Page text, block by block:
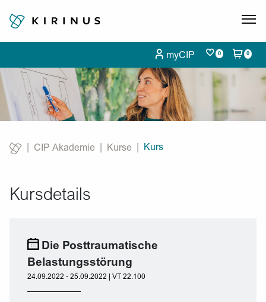
myCIP 0 0
CIP Akademie Kurse
Current:
Kurs
Kursdetails
Die Posttraumatische
Belastungsstörung
24.09.2022 - 25.09.2022 | VT 22.100